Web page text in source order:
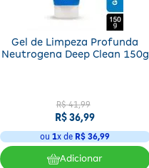
Gel de Limpeza Profunda
Neutrogena Deep Clean 150g
R$ 41,99
R$36,99
ou1x de R$ 36,99
Adicionar